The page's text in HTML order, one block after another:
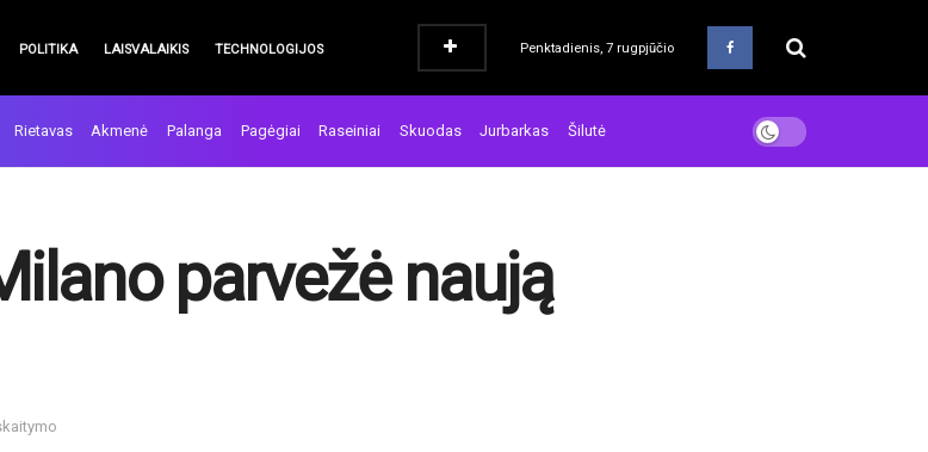
POLITIKA LAISVALAIKIS TECHNOLOGIJOS Penktadienis, 7 rugpjūčio
Rietavas Akmenė Palanga Pagėgiai Raseiniai Skuodas Jurbarkas Šilutė
parvežė naują